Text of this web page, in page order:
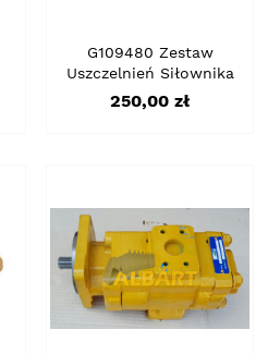
G109480 Zestaw
Uszczelnień Siłownika
Cena
250,00 zł